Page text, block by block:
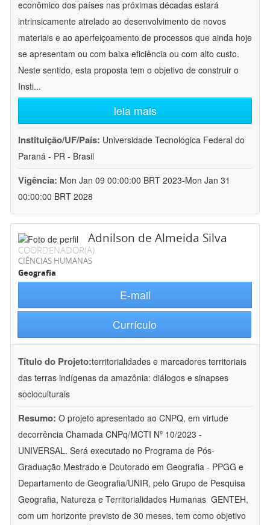
econômico dos países nas próximas décadas estará
intrinsicamente atrelado ao desenvolvimento de novos
materiais e ao aperfeiçoamento de processos que ainda hoje
se apresentam ou com baixa eficiência ou com alto custo.
Neste sentido, esta proposta tem o objetivo de construir o
Insti...
leia mais
Instituição/UF/País: Universidade Tecnológica Federal do
Paraná - PR - Brasil
Vigência: Mon Jan 09 00:00:00 BRT 2023-Mon Jan 31
00:00:00 BRT 2028
Adnilson de Almeida Silva
COORDENADOR(A)
CIÊNCIAS HUMANAS
Geografia
E-mail
Currículo
Título do Projeto:territorialidades e marcadores territoriais
das terras indígenas da amazônia: diálogos e sinapses
socioculturais
Resumo: O projeto apresentado ao CNPQ, em virtude
decorrência Chamada CNPq/MCTI Nº 10/2023 -
UNIVERSAL. Será executado no Programa de Pós-
Graduação Mestrado e Doutorado em Geografia - PPGG e
Departamento de Geografia/UNIR, pelo Grupo de Pesquisa
Geografia, Natureza e Territorialidades Humanas  GENTEH,
com um horizonte previsto de 30 meses, tem como objetivo